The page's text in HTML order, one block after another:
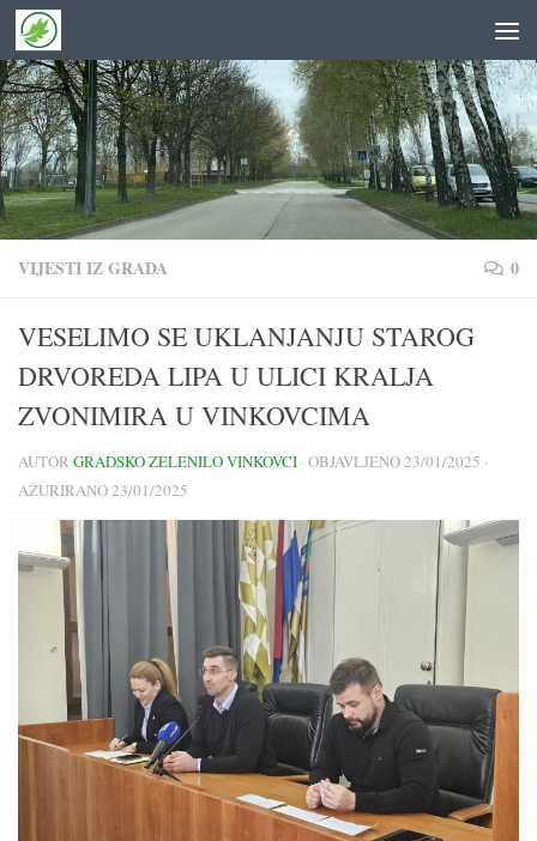
Skip to content
VIJESTI IZ GRADA 0
VESELIMO SE UKLANJANJU STAROG
DRVOREDA LIPA U ULICI KRALJA
ZVONIMIRA U VINKOVCIMA
AUTOR GRADSKO ZELENILO VINKOVCI · OBJAVLJENO23/01/2025 ·
AŽURIRANO23/01/2025